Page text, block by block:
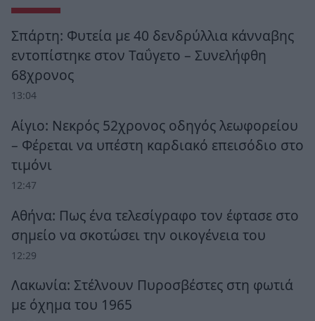
Σπάρτη: Φυτεία με 40 δενδρύλλια κάνναβης
εντοπίστηκε στον Ταΰγετο – Συνελήφθη
68χρονος
13:04
Αίγιο: Νεκρός 52χρονος οδηγός λεωφορείου
– Φέρεται να υπέστη καρδιακό επεισόδιο στο
τιμόνι
12:47
Αθήνα: Πως ένα τελεσίγραφο τον έφτασε στο
σημείο να σκοτώσει την οικογένεια του
12:29
Λακωνία: Στέλνουν Πυροσβέστες στη φωτιά
με όχημα του 1965